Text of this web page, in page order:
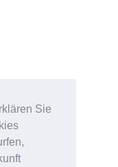
Sie